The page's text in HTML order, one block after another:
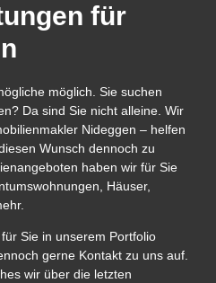
für
möglich. Sie suchen
Da sind Sie nicht alleine. Wir
Nideggen – helfen
Wunsch dennoch zu
haben wir für Sie
Häuser,
Sie in unserem Portfolio
gerne Kontakt zu uns auf.
wir über die letzten